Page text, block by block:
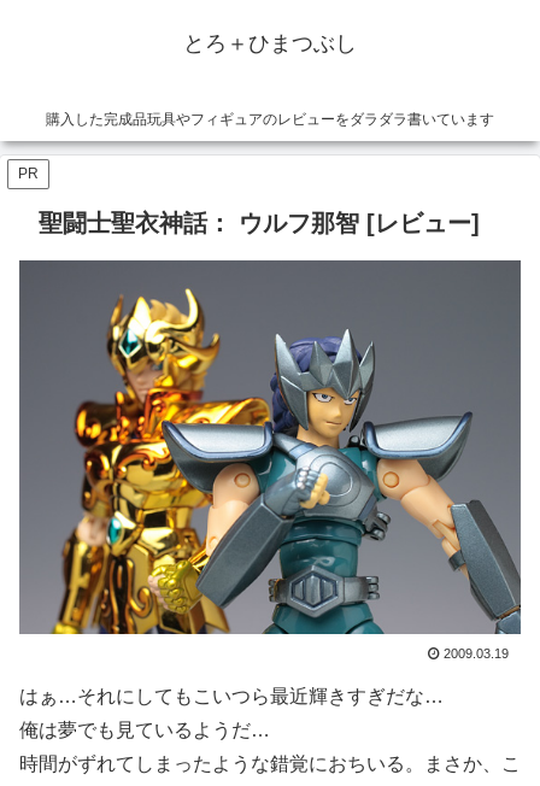
とろ＋ひまつぶし
購入した完成品玩具やフィギュアのレビューをダラダラ書いています
PR
聖闘士聖衣神話： ウルフ那智 [レビュー]
2009.03.19
はぁ…それにしてもこいつら最近輝きすぎだな…
俺は夢でも見ているようだ…
時間がずれてしまったような錯覚におちいる。まさか、こ